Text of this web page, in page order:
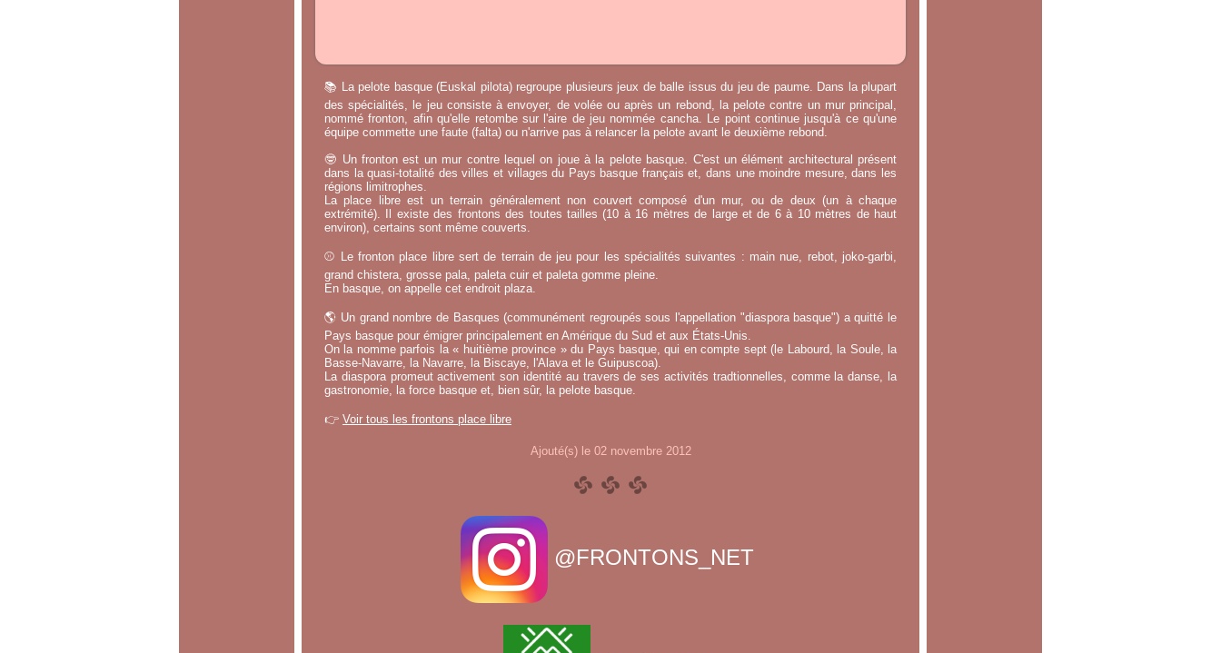
📚 La pelote basque (Euskal pilota) regroupe plusieurs jeux de balle issus du jeu de paume. Dans la plupart
des spécialités, le jeu consiste à envoyer, de volée ou après un rebond, la pelote contre un mur principal,
nommé fronton, afin qu'elle retombe sur l'aire de jeu nommée cancha. Le point continue jusqu'à ce qu'une
équipe commette une faute (falta) ou n'arrive pas à relancer la pelote avant le deuxième rebond.
🤓 Un fronton est un mur contre lequel on joue à la pelote basque. C'est un élément architectural présent
dans la quasi-totalité des villes et villages du Pays basque français et, dans une moindre mesure, dans les
régions limitrophes.
La place libre est un terrain généralement non couvert composé d'un mur, ou de deux (un à chaque
extrémité). Il existe des frontons des toutes tailles (10 à 16 mètres de large et de 6 à 10 mètres de haut
environ), certains sont même couverts.
⚾ Le fronton place libre sert de terrain de jeu pour les spécialités suivantes : main nue, rebot, joko-garbi,
grand chistera, grosse pala, paleta cuir et paleta gomme pleine.
En basque, on appelle cet endroit plaza.
🌎 Un grand nombre de Basques (communément regroupés sous l'appellation "diaspora basque") a quitté le
Pays basque pour émigrer principalement en Amérique du Sud et aux États-Unis.
On la nomme parfois la « huitième province » du Pays basque, qui en compte sept (le Labourd, la Soule, la
Basse-Navarre, la Navarre, la Biscaye, l'Alava et le Guipuscoa).
La diaspora promeut activement son identité au travers de ses activités tradtionnelles, comme la danse, la
gastronomie, la force basque et, bien sûr, la pelote basque.
👉 Voir tous les frontons place libre
Ajouté(s) le 02 novembre 2012
@FRONTONS_NET